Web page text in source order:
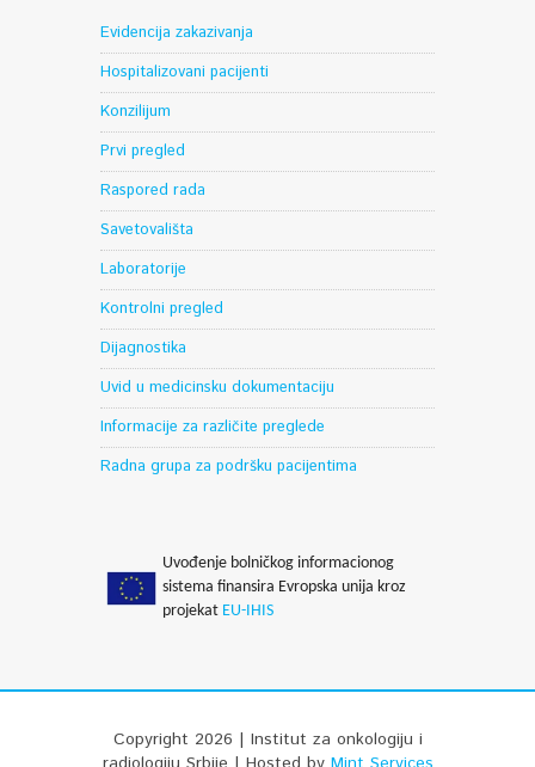
Evidencija zakazivanja
Hospitalizovani pacijenti
Konzilijum
Prvi pregled
Raspored rada
Savetovališta
Laboratorije
Kontrolni pregled
Dijagnostika
Uvid u medicinsku dokumentaciju
Informacije za različite preglede
Radna grupa za podršku pacijentima
Uvođenje bolničkog informacionog
sistema finansira Evropska unija kroz
projekat EU-IHIS
Copyright 2026 | Institut za onkologiju i